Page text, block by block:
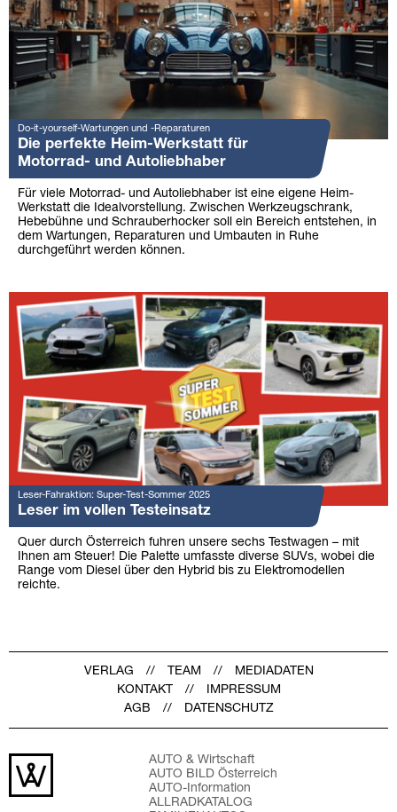
Do-it-yourself-Wartungen und -Reparaturen
Die perfekte Heim-Werkstatt für
Motorrad- und Autoliebhaber
Für viele Motorrad- und Autoliebhaber ist eine eigene Heim-
Werkstatt die Idealvorstellung. Zwischen Werkzeugschrank,
Hebebühne und Schrauberhocker soll ein Bereich entstehen, in
dem Wartungen, Reparaturen und Umbauten in Ruhe
durchgeführt werden können.
Leser-Fahraktion: Super-Test-Sommer 2025
Leser im vollen Testeinsatz
Quer durch Österreich fuhren unsere sechs Testwagen – mit
Ihnen am Steuer! Die Palette umfasste diverse SUVs, wobei die
Range vom Diesel über den Hybrid bis zu Elektromodellen
reichte.
VERLAG TEAM
MEDIADATEN
KONTAKT
IMPRESSUM
AGB
DATENSCHUTZ
AUTO & Wirtschaft
AUTO BILD Österreich
AUTO-Information
ALLRADKATALOG